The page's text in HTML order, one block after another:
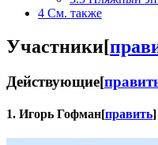
4 См. также
Участники[
Действующие[
1. Игорь Гофман[править]